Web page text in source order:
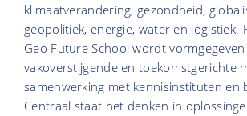
klimaatverandering, gezondheid,
geopolitiek, energie, water en logistiek.
Geo Future School wordt
vakoverstijgende en toekomstgerichte
samenwerking met kennisinstituten en
Centraal staat het denken in